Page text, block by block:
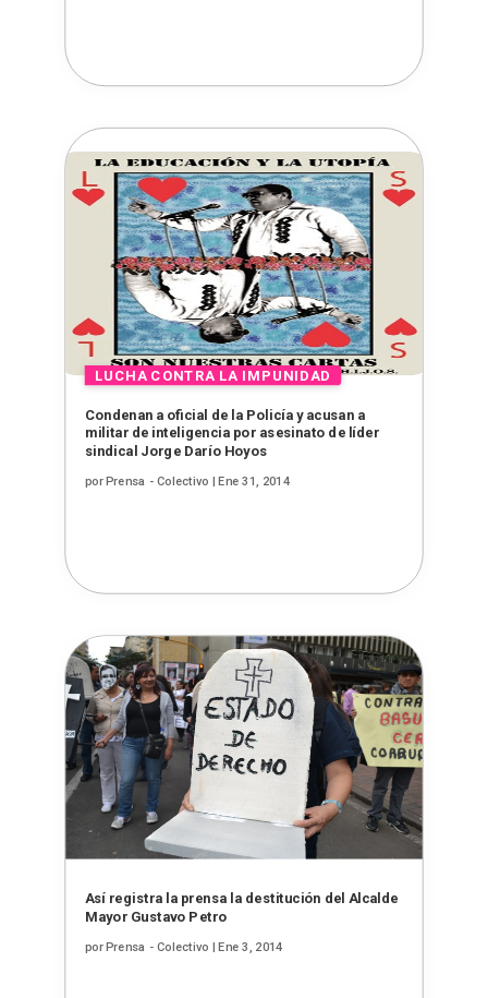
Condenan a oficial de la Policía y acusan a
militar de inteligencia por asesinato de líder
sindical Jorge Darío Hoyos
porPrensa - Colectivo | Ene 31, 2014
Así registra la prensa la destitución del Alcalde
Mayor Gustavo Petro
porPrensa - Colectivo | Ene 3, 2014